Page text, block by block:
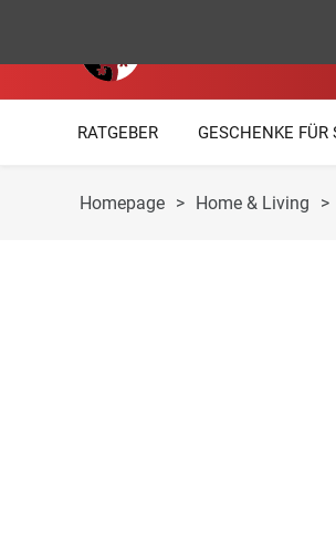
RATGEBER GESCHENKE FÜR
Homepage > Home & Living >